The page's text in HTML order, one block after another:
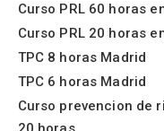
Curso PRL 60 horas
Curso PRL 20 horas
TPC 8 horas Madrid
TPC 6 horas Madrid
Curso prevencion de